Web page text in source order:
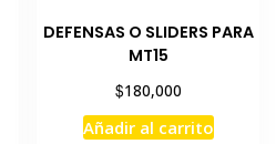
DEFENSAS O SLIDERS PARA
MT15
$180,000
Añadir al carrito